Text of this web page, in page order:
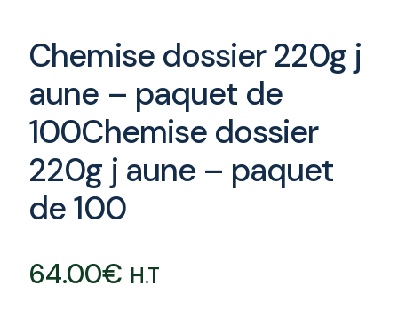
Chemise dossier 220g j
aune – paquet de
100Chemise dossier
220g j aune – paquet
de 100
64.00€ H.T